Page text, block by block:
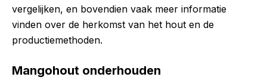
vergelijken, en bovendien vaak meer informatie
vinden over de herkomst van het hout en de
productiemethoden.
Mangohout onderhouden